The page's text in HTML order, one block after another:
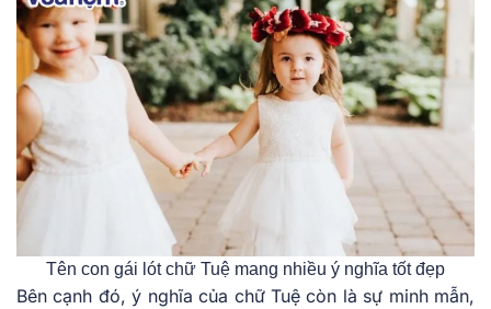
Tên con gái lót chữ Tuệ mang nhiều ý nghĩa tốt đẹp
Bên cạnh đó, ý nghĩa của chữ Tuệ còn là sự minh mẫn,